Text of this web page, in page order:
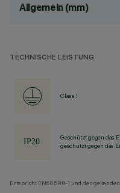
Allgemein (mm)
TECHNISCHE LEISTUNG
Class I
Geschützt gegen das
geschützt gegen das
Entspricht EN60598-1 und den